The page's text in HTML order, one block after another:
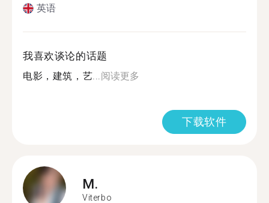
英语
我喜欢谈论的话题
电影，建筑，艺...阅读更多
下载软件
M.
Viterbo